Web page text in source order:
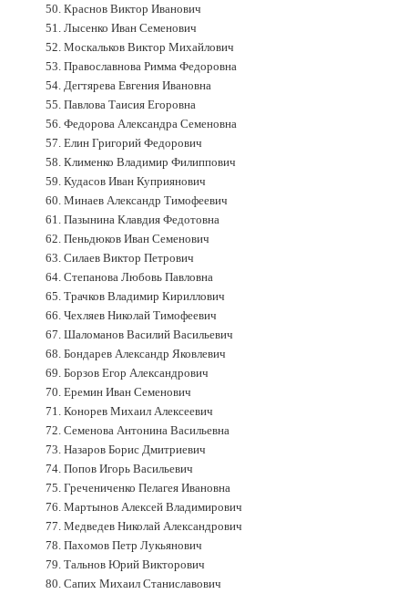
50. Краснов Виктор Иванович
51. Лысенко Иван Семенович
52. Москальков Виктор Михайлович
53. Православнова Римма Федоровна
54. Дегтярева Евгения Ивановна
55. Павлова Таисия Егоровна
56. Федорова Александра Семеновна
57. Елин Григорий Федорович
58. Клименко Владимир Филиппович
59. Кудасов Иван Куприянович
60. Минаев Александр Тимофеевич
61. Пазынина Клавдия Федотовна
62. Пеньдюков Иван Семенович
63. Силаев Виктор Петрович
64. Степанова Любовь Павловна
65. Трачков Владимир Кириллович
66. Чехляев Николай Тимофеевич
67. Шаломанов Василий Васильевич
68. Бондарев Александр Яковлевич
69. Борзов Егор Александрович
70. Еремин Иван Семенович
71. Конорев Михаил Алексеевич
72. Семенова Антонина Васильевна
73. Назаров Борис Дмитриевич
74. Попов Игорь Васильевич
75. Гречениченко Пелагея Ивановна
76. Мартынов Алексей Владимирович
77. Медведев Николай Александрович
78. Пахомов Петр Лукьянович
79. Тальнов Юрий Викторович
80. Сапих Михаил Станиславович